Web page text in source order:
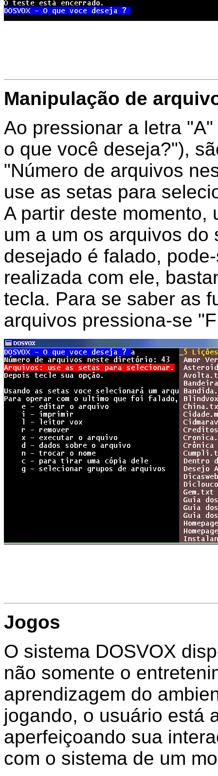
Manipulação de
Ao pressionar a letra
o que você deseja?"),
"Número de arquivos
use as setas para
A partir deste momento,
um a um os arquivos
desejado é falado,
realizada com ele,
tecla. Para se saber as
arquivos pressiona-se
Jogos
O sistema DOSVOX
não somente o
aprendizagem do
jogando, o usuário está
aperfeiçoando sua
com o sistema de um